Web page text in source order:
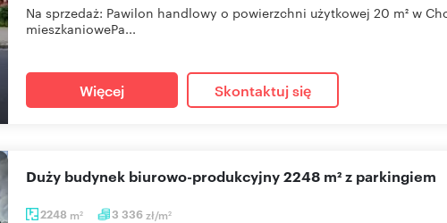
Na sprzedaż: Pawilon handlowy o powierzchni użytkowej 20 m² w
mieszkaniowePa...
Więcej Skontaktuj się
2248 m2 3 336zł/m2
Duży budynek biurowo-produkcyjny 2248 m² z parkingiem